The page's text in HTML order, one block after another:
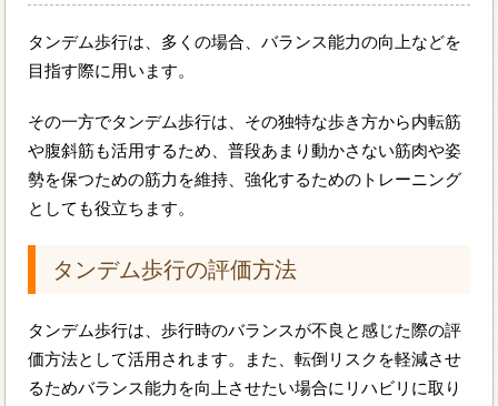
タンデム歩行は、多くの場合、バランス能力の向上などを
目指す際に用います。
その一方でタンデム歩行は、その独特な歩き方から内転筋
や腹斜筋も活用するため、普段あまり動かさない筋肉や姿
勢を保つための筋力を維持、強化するためのトレーニング
としても役立ちます。
タンデム歩行の評価方法
タンデム歩行は、歩行時のバランスが不良と感じた際の評
価方法として活用されます。また、転倒リスクを軽減させ
るためバランス能力を向上させたい場合にリハビリに取り